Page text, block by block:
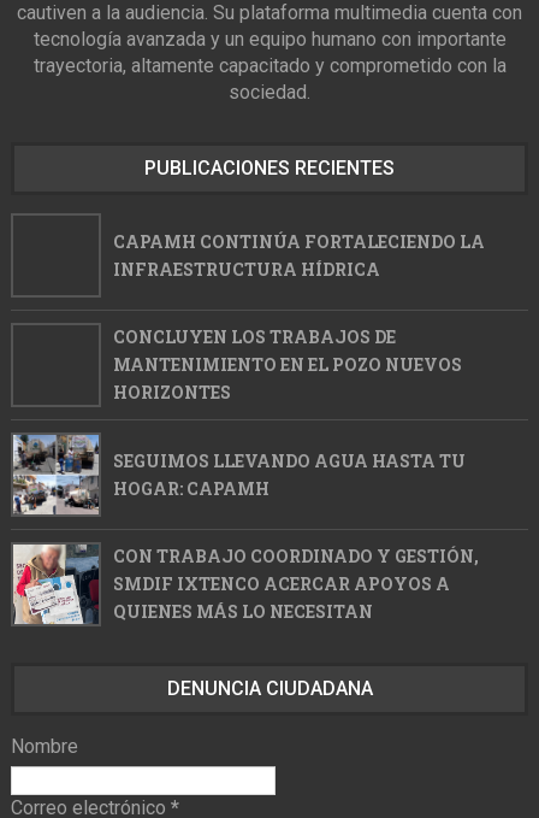
cautiven a la audiencia. Su plataforma multimedia cuenta con
tecnología avanzada y un equipo humano con importante
trayectoria, altamente capacitado y comprometido con la
sociedad.
PUBLICACIONES RECIENTES
CAPAMH CONTINÚA FORTALECIENDO LA
INFRAESTRUCTURA HÍDRICA
CONCLUYEN LOS TRABAJOS DE
MANTENIMIENTO EN EL POZO NUEVOS
HORIZONTES
SEGUIMOS LLEVANDO AGUA HASTA TU
HOGAR: CAPAMH
CON TRABAJO COORDINADO Y GESTIÓN,
SMDIF IXTENCO ACERCAR APOYOS A
QUIENES MÁS LO NECESITAN
DENUNCIA CIUDADANA
Nombre
Correo electrónico *